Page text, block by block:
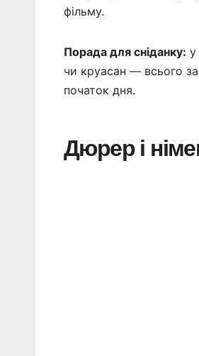
фільму.
Порада для сніданку: у
чи круасан — всього
початок дня.
Дюрер і